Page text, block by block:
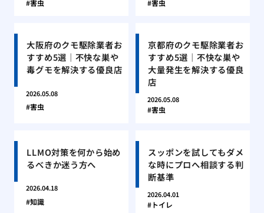
害虫 害虫
大阪府のクモ駆除業者お
すすめ5選｜不快な巣や
毒グモを解決する優良店
2026.05.08
害虫
京都府のクモ駆除業者お
すすめ5選｜不快な巣や
大量発生を解決する優良
店
2026.05.08
害虫
LLMO対策を何から始め
るべきか迷う方へ
2026.04.18
知識
スッポンを試してもダメ
な時にプロへ相談する判
断基準
2026.04.01
トイレ